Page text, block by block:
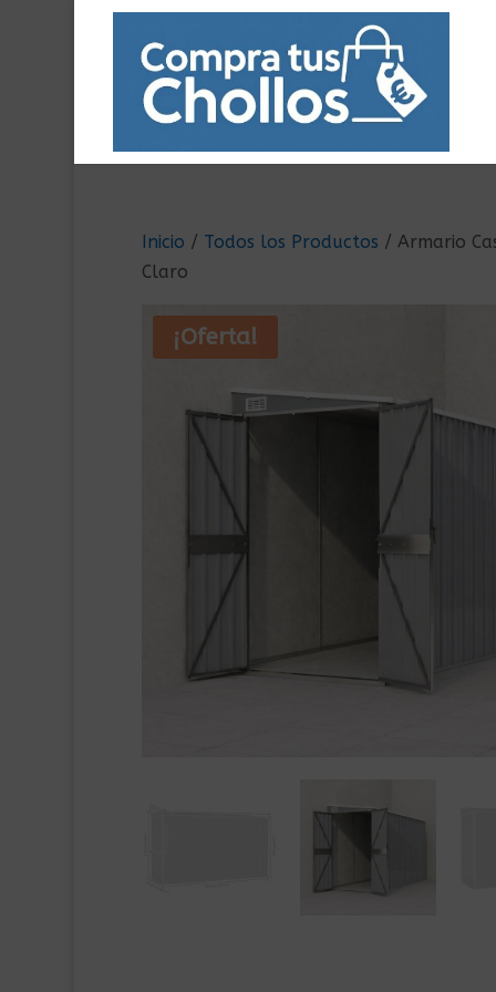
Inicio / Todos los Productos / Armario
Claro
¡Oferta!